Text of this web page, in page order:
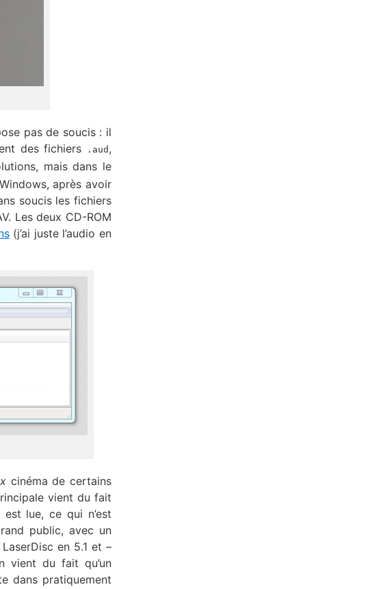
pas de soucis : il
des fichiers
.aud ,
mais dans le
après avoir
soucis les fichiers
Les deux CD-ROM
(j’ai juste l’audio en
cinéma de certains
vient du fait
lue, ce qui n’est
public, avec un
en 5.1 et –
vient du fait qu’un
dans pratiquement